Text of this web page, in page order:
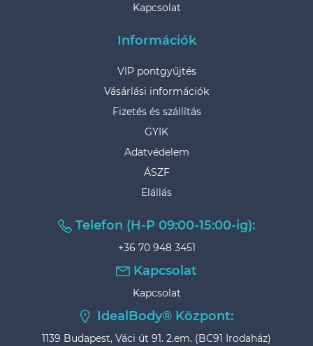
Kapcsolat
Információk
VIP pontgyűjtés
Vásárlási információk
Fizetés és szállítás
GYIK
Adatvédelem
ÁSZF
Elállás
Telefon (H-P 09:00-15:00-ig):
+36 70 948 3451
Kapcsolat
Kapcsolat
IdealBody® Központ:
1139 Budapest, Váci út 91. 2.em. (BC91 Irodaház)